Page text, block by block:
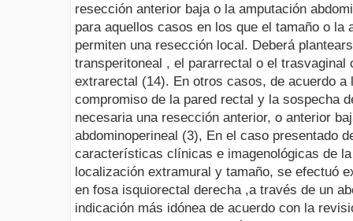
resección anterior baja o la amputación
para aquellos casos en los que el tamaño o la
permiten una resección local. Deberá
transperitoneal , el pararrectal o el trasvaginal
extrarectal (14). En otros casos, de acuerdo a
compromiso de la pared rectal y la sospecha
necesaria una resección anterior, o anterior
abdominoperineal (3), En el caso presentado
características clínicas e imagenológicas de
localización extramural y tamaño, se efectuó
en fosa isquiorectal derecha ,a través de un
indicación más idónea de acuerdo con la